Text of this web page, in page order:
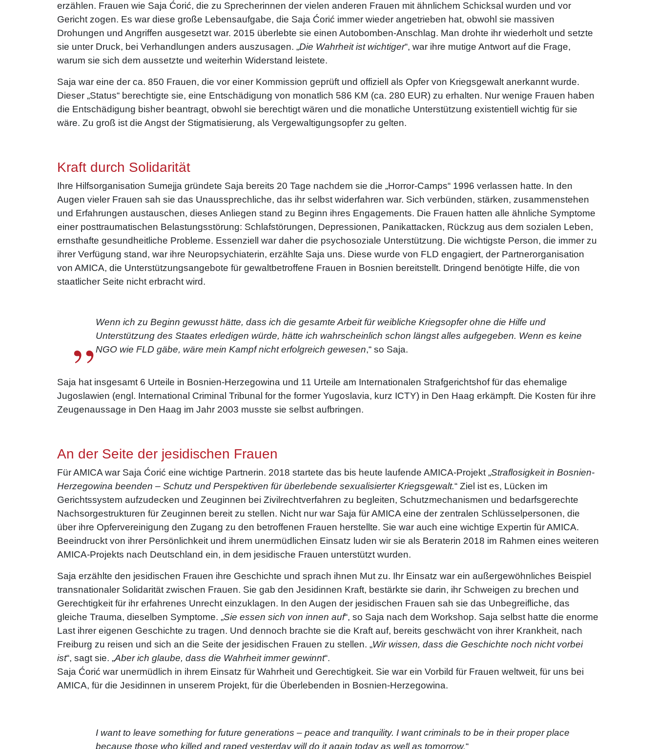
erzählen. Frauen wie Saja Ćorić, die zu Sprecherinnen der vielen anderen Frauen mit ähnlichem Schicksal wurden und vor
Gericht zogen. Es war diese große Lebensaufgabe, die Saja Ćorić immer wieder angetrieben hat, obwohl sie massiven
Drohungen und Angriffen ausgesetzt war. 2015 überlebte sie einen Autobomben-Anschlag. Man drohte ihr wiederholt und setzte
sie unter Druck, bei Verhandlungen anders auszusagen. „Die Wahrheit ist wichtiger“, war ihre mutige Antwort auf die Frage,
warum sie sich dem aussetzte und weiterhin Widerstand leistete.
Saja war eine der ca. 850 Frauen, die vor einer Kommission geprüft und offiziell als Opfer von Kriegsgewalt anerkannt wurde.
Dieser „Status“ berechtigte sie, eine Entschädigung von monatlich 586 KM (ca. 280 EUR) zu erhalten. Nur wenige Frauen haben
die Entschädigung bisher beantragt, obwohl sie berechtigt wären und die monatliche Unterstützung existentiell wichtig für sie
wäre. Zu groß ist die Angst der Stigmatisierung, als Vergewaltigungsopfer zu gelten.
Kraft durch Solidarität
Ihre Hilfsorganisation Sumejja gründete Saja bereits 20 Tage nachdem sie die „Horror-Camps“ 1996 verlassen hatte. In den
Augen vieler Frauen sah sie das Unaussprechliche, das ihr selbst widerfahren war. Sich verbünden, stärken, zusammenstehen
und Erfahrungen austauschen, dieses Anliegen stand zu Beginn ihres Engagements. Die Frauen hatten alle ähnliche Symptome
einer posttraumatischen Belastungsstörung: Schlafstörungen, Depressionen, Panikattacken, Rückzug aus dem sozialen Leben,
ernsthafte gesundheitliche Probleme. Essenziell war daher die psychosoziale Unterstützung. Die wichtigste Person, die immer zu
ihrer Verfügung stand, war ihre Neuropsychiaterin, erzählte Saja uns. Diese wurde von FLD engagiert, der Partnerorganisation
von AMICA, die Unterstützungsangebote für gewaltbetroffene Frauen in Bosnien bereitstellt. Dringend benötigte Hilfe, die von
staatlicher Seite nicht erbracht wird.
„ Wenn ich zu Beginn gewusst hätte, dass ich die gesamte Arbeit für weibliche Kriegsopfer ohne die Hilfe und
Unterstützung des Staates erledigen würde, hätte ich wahrscheinlich schon längst alles aufgegeben. Wenn es keine
NGO wie FLD gäbe, wäre mein Kampf nicht erfolgreich gewesen,“ so Saja.
Saja hat insgesamt 6 Urteile in Bosnien-Herzegowina und 11 Urteile am Internationalen Strafgerichtshof für das ehemalige
Jugoslawien (engl. International Criminal Tribunal for the former Yugoslavia, kurz ICTY) in Den Haag erkämpft. Die Kosten für ihre
Zeugenaussage in Den Haag im Jahr 2003 musste sie selbst aufbringen.
An der Seite der jesidischen Frauen
Für AMICA war Saja Ćorić eine wichtige Partnerin. 2018 startete das bis heute laufende AMICA-Projekt „Straflosigkeit in Bosnien-
Herzegowina beenden – Schutz und Perspektiven für überlebende sexualisierter Kriegsgewalt.“ Ziel ist es, Lücken im
Gerichtssystem aufzudecken und Zeuginnen bei Zivilrechtverfahren zu begleiten, Schutzmechanismen und bedarfsgerechte
Nachsorgestrukturen für Zeuginnen bereit zu stellen. Nicht nur war Saja für AMICA eine der zentralen Schlüsselpersonen, die
über ihre Opfervereinigung den Zugang zu den betroffenen Frauen herstellte. Sie war auch eine wichtige Expertin für AMICA.
Beeindruckt von ihrer Persönlichkeit und ihrem unermüdlichen Einsatz luden wir sie als Beraterin 2018 im Rahmen eines weiteren
AMICA-Projekts nach Deutschland ein, in dem jesidische Frauen unterstützt wurden.
Saja erzählte den jesidischen Frauen ihre Geschichte und sprach ihnen Mut zu. Ihr Einsatz war ein außergewöhnliches Beispiel
transnationaler Solidarität zwischen Frauen. Sie gab den Jesidinnen Kraft, bestärkte sie darin, ihr Schweigen zu brechen und
Gerechtigkeit für ihr erfahrenes Unrecht einzuklagen. In den Augen der jesidischen Frauen sah sie das Unbegreifliche, das
gleiche Trauma, dieselben Symptome. „Sie essen sich von innen auf“, so Saja nach dem Workshop. Saja selbst hatte die enorme
Last ihrer eigenen Geschichte zu tragen. Und dennoch brachte sie die Kraft auf, bereits geschwächt von ihrer Krankheit, nach
Freiburg zu reisen und sich an die Seite der jesidischen Frauen zu stellen. „Wir wissen, dass die Geschichte noch nicht vorbei
ist“, sagt sie. „Aber ich glaube, dass die Wahrheit immer gewinnt“.
Saja Ćorić war unermüdlich in ihrem Einsatz für Wahrheit und Gerechtigkeit. Sie war ein Vorbild für Frauen weltweit, für uns bei
AMICA, für die Jesidinnen in unserem Projekt, für die Überlebenden in Bosnien-Herzegowina.
I want to leave something for future generations – peace and tranquility. I want criminals to be in their proper place
because those who killed and raped yesterday will do it again today as well as tomorrow.“